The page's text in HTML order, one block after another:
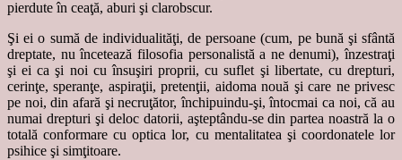
pierdute în ceaţă, aburi şi clarobscur.
Şi ei o sumă de individualităţi, de persoane (cum, pe bună şi sfântă
dreptate, nu încetează filosofia personalistă a ne denumi), înzestraţi
şi ei ca şi noi cu însuşiri proprii, cu suflet şi libertate, cu drepturi,
cerinţe, speranţe, aspiraţii, pretenţii, aidoma nouă şi care ne privesc
pe noi, din afară şi necruţător, închipuindu-şi, întocmai ca noi, că au
numai drepturi şi deloc datorii, aşteptându-se din partea noastră la o
totală conformare cu optica lor, cu mentalitatea şi coordonatele lor
psihice şi simţitoare.